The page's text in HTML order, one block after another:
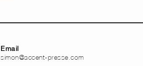
Email
simon@accent-presse.com